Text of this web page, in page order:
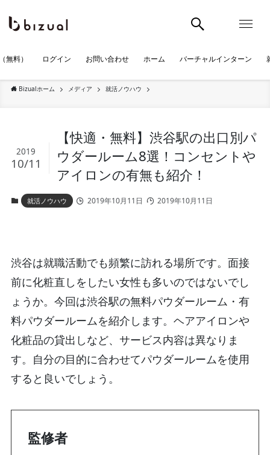
無料） ログイン お問い合わせ ホーム バーチャルインターン
Bizualホーム メディア 就活ノウハウ
【快適・無料】渋谷駅の出口別パ
ウダールーム8選！コンセントや
アイロンの有無も紹介！
2019
10/11
就活ノウハウ 2019年10月11日 2019年10月11日
渋谷は就職活動でも頻繁に訪れる場所です。面接
前に化粧直しをしたい女性も多いのではないでし
ょうか。今回は渋谷駅の無料パウダールーム・有
料パウダールームを紹介します。ヘアアイロンや
化粧品の貸出しなど、サービス内容は異なりま
す。自分の目的に合わせてパウダールームを使用
すると良いでしょう。
監修者